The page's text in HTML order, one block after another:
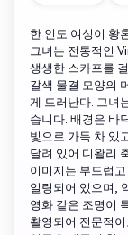
한 인도 여성이 황
그녀는 전통적인
생생한 스카프를
갈색 물결 모양의
게 드러난다. 그녀
습니다. 배경은 바
빛으로 가득 차 있
달려 있어 디왈리
이미지는 부드럽
일링되어 있으며,
영화 같은 조명이
촬영되어 전문적